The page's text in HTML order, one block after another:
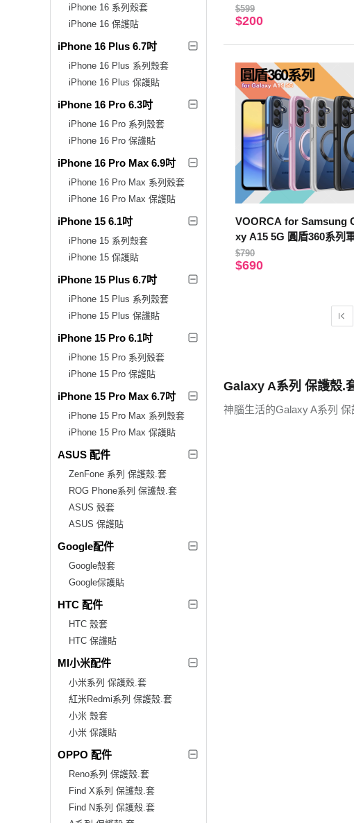
iPhone 16 系列殼套
iPhone 16 保護貼
iPhone 16 Plus 6.7吋
iPhone 16 Plus 系列殼套
iPhone 16 Plus 保護貼
iPhone 16 Pro 6.3吋
iPhone 16 Pro 系列殼套
iPhone 16 Pro 保護貼
iPhone 16 Pro Max 6.9吋
iPhone 16 Pro Max 系列殼套
iPhone 16 Pro Max 保護貼
iPhone 15 6.1吋
iPhone 15 系列殼套
iPhone 15 保護貼
iPhone 15 Plus 6.7吋
iPhone 15 Plus 系列殼套
iPhone 15 Plus 保護貼
iPhone 15 Pro 6.1吋
iPhone 15 Pro 系列殼套
iPhone 15 Pro 保護貼
iPhone 15 Pro Max 6.7吋
iPhone 15 Pro Max 系列殼套
iPhone 15 Pro Max 保護貼
ASUS 配件
ZenFone 系列 保護殼.套
ROG Phone系列 保護殼.套
ASUS 殼套
ASUS 保護貼
Google配件
Google殼套
Google保護貼
HTC 配件
HTC 殼套
HTC 保護貼
MI小米配件
小米系列 保護殼.套
紅米Redmi系列 保護殼.套
小米 殼套
小米 保護貼
OPPO 配件
Reno系列 保護殼.套
Find X系列 保護殼.套
Find N系列 保護殼.套
壓殼 手機殼
$599
$200
VOORCA for Samsung
xy A15 5G 圓盾360系列
防摔殼-粉
$790
$690
Galaxy A系列 保護殼.
神腦生活的Galaxy A系列